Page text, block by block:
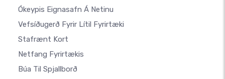
Ókeypis Eignasafn Á Netinu
Vefsíðugerð Fyrir Lítil Fyrirtæki
Stafrænt Kort
Netfang Fyrirtækis
Búa Til Spjallborð